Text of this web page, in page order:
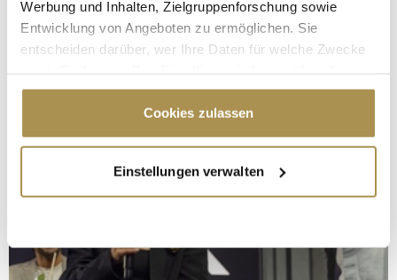
Werbung und Inhalten, Zielgruppenforschung sowie
Entwicklung von Angeboten zu ermöglichen. Sie
entscheiden darüber, wer Ihre Daten für welche Zwecke
Cookie-Erklärung oder durch Klicken auf das Privacy
Trigger Symbol ändern oder widerrufen
Informationen über Ihre geografische Lage
erfassen, welche bis auf einige Meter genau sein
bestimmten Merkmalen (Fingerprinting) identifizieren
Cookies zulassen
Einstellungen verwalten